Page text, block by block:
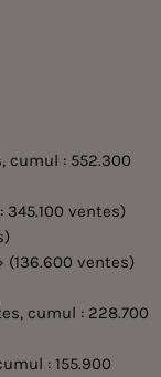
cumul : 552.300
345.100 ventes)
(136.600 ventes)
cumul : 228.700
: 155.900